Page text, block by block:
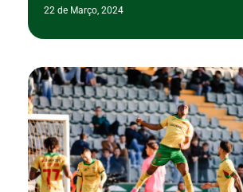
22 de Março, 2024